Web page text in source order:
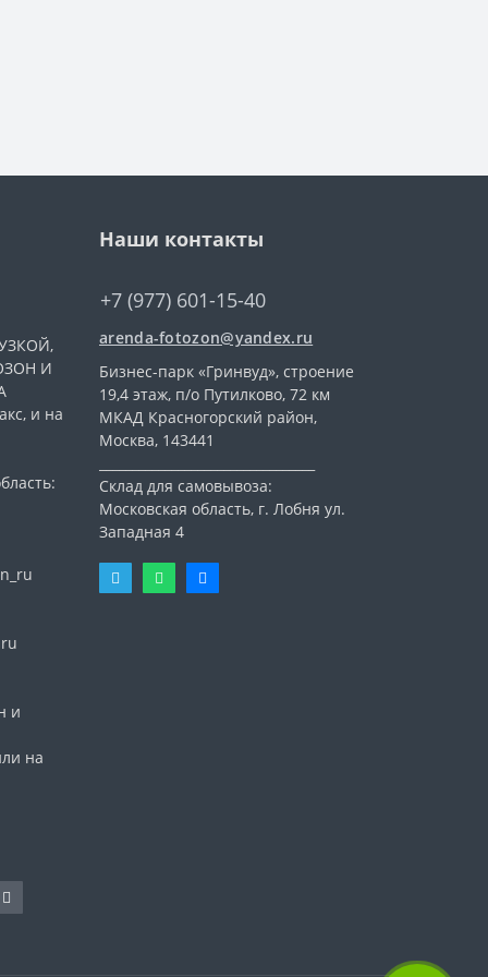
И
и на
и
на
Наши контакты
+7 (977) 601-15-40
arenda-fotozon@yandex.ru
Бизнес-парк «Гринвуд», строение
19,4 этаж, п/о Путилково, 72 км
МКАД Красногорский район,
Москва, 143441
Склад для самовывоза:
Московская область, г. Лобня ул.
Западная 4